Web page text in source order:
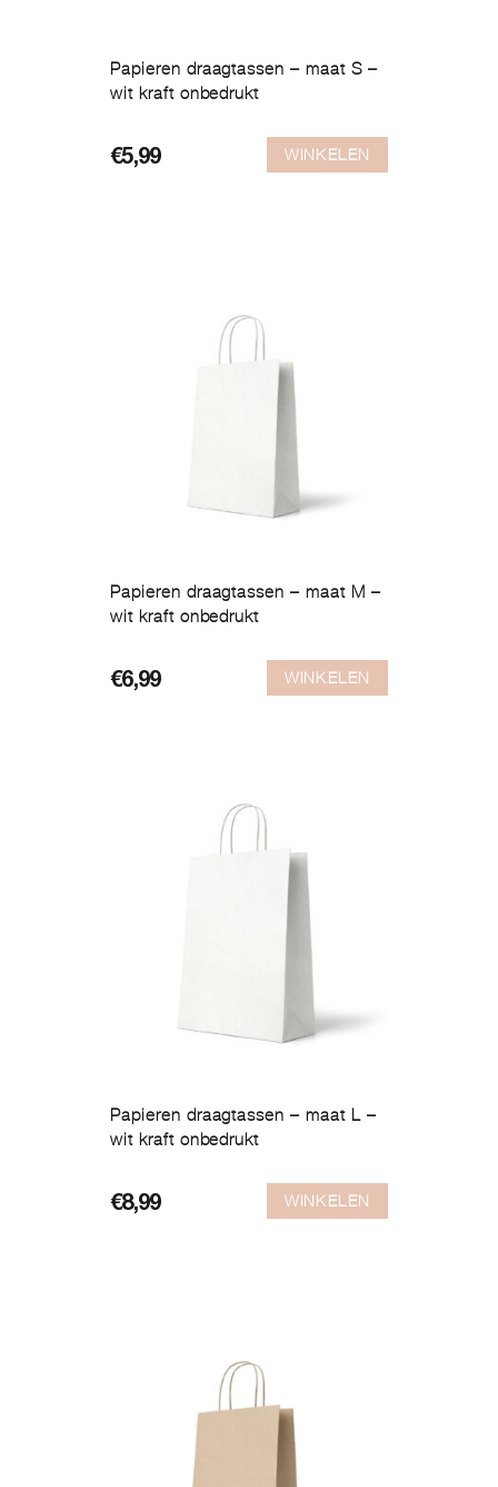
Papieren draagtassen – maat S –
wit kraft onbedrukt
€5,99 WINKELEN
Papieren draagtassen – maat M –
wit kraft onbedrukt
€6,99 WINKELEN
Papieren draagtassen – maat L –
wit kraft onbedrukt
€8,99 WINKELEN